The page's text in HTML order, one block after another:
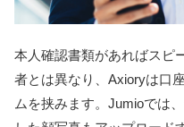
本人確認書類があればスピ
者とは異なり 、Axioryは口
ムを挟みます。 Jumioでは